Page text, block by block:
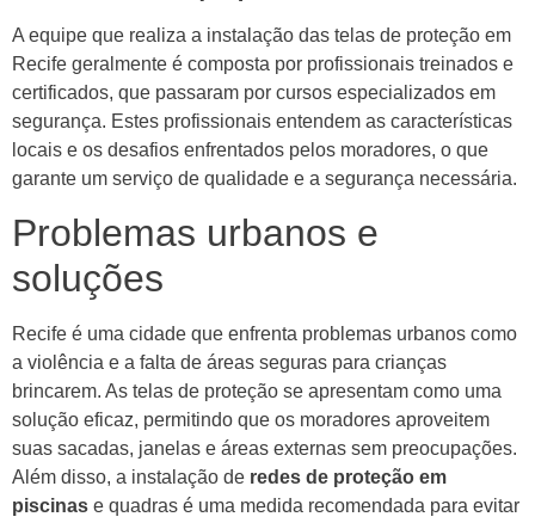
A equipe que realiza a instalação das telas de proteção em
Recife geralmente é composta por profissionais treinados e
certificados, que passaram por cursos especializados em
segurança. Estes profissionais entendem as características
locais e os desafios enfrentados pelos moradores, o que
garante um serviço de qualidade e a segurança necessária.
Problemas urbanos e
soluções
Recife é uma cidade que enfrenta problemas urbanos como
a violência e a falta de áreas seguras para crianças
brincarem. As telas de proteção se apresentam como uma
solução eficaz, permitindo que os moradores aproveitem
suas sacadas, janelas e áreas externas sem preocupações.
Além disso, a instalação de redes de proteção em
piscinas e quadras é uma medida recomendada para evitar